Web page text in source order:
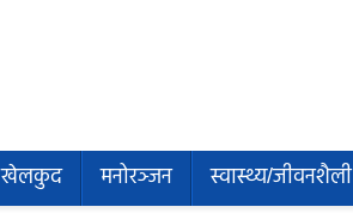
खेलकुद मनोरञ्जन स्वास्थ्य/जीवनशैली